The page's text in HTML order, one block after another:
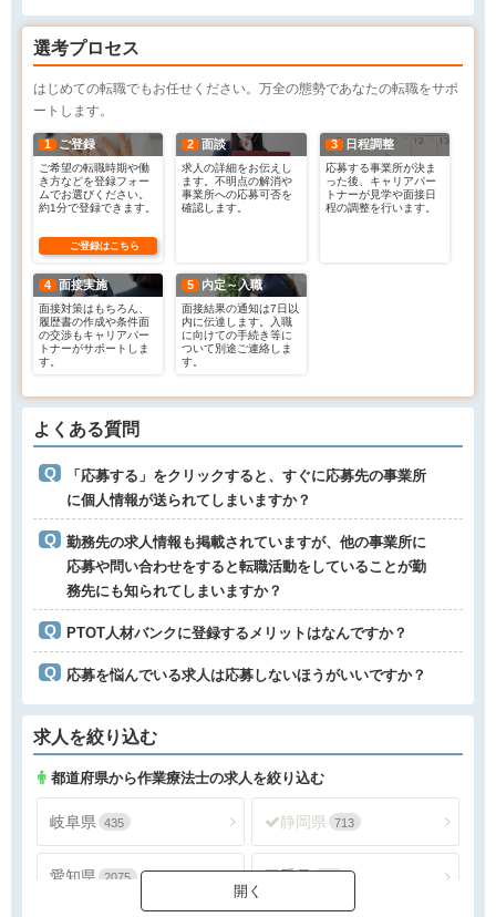
選考プロセス
はじめての転職でもお任せください。万全の態勢であなたの転職をサポ
ートします。
1 ご登録
ご希望の転職時期や働
き方などを登録フォー
ムでお選びください。
約1分で登録できます。
ご登録はこちら
2 面談
求人の詳細をお伝えし
ます。不明点の解消や
事業所への応募可否を
確認します。
3 日程調整
応募する事業所が決ま
った後、キャリアパー
トナーが見学や面接日
程の調整を行います。
4 面接実施
面接対策はもちろん、
履歴書の作成や条件面
の交渉もキャリアパー
トナーがサポートしま
す。
5 内定～入職
面接結果の通知は7日以
内に伝達します。入職
に向けての手続き等に
ついて別途ご連絡しま
す。
よくある質問
「応募する」をクリックすると、すぐに応募先の事業所
に個人情報が送られてしまいますか？
勤務先の求人情報も掲載されていますが、他の事業所に
応募や問い合わせをすると転職活動をしていることが勤
務先にも知られてしまいますか？
PTOT人材バンクに登録するメリットはなんですか？
応募を悩んでいる求人は応募しないほうがいいですか？
求人を絞り込む
都道府県から作業療法士の求人を絞り込む
岐阜県 435 静岡県 713
愛知県 2075 三重県